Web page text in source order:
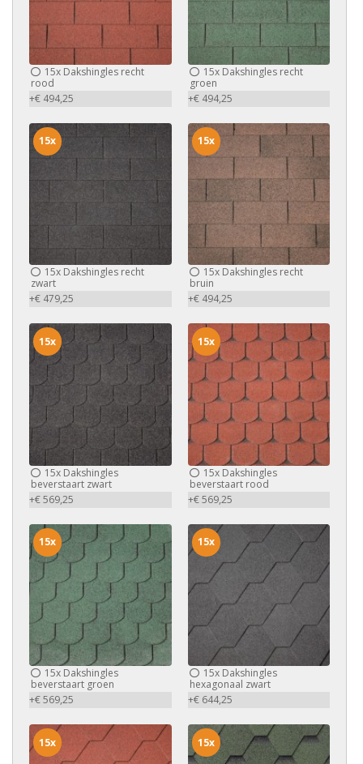
15x Dakshingles recht
rood
+€ 494,25
15xDakshingles recht
groen
+€ 494,25
15x Dakshingles recht
zwart
+€ 479,25
15x
15xDakshingles recht
bruin
+€ 494,25
15x
15x Dakshingles
beverstaart zwart
+€ 569,25
15x
15xDakshingles
beverstaart rood
+€ 569,25
15x
15x Dakshingles
beverstaart groen
+€ 569,25
15x
15xDakshingles
hexagonaal zwart
+€ 644,25
15x
15x 15x